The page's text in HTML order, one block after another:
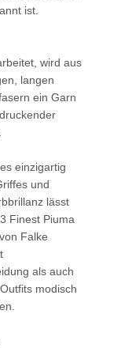
ist.
wird aus
langen
ein Garn
einzigartig
und
lässt
Finest Piuma
Falke
als auch
modisch